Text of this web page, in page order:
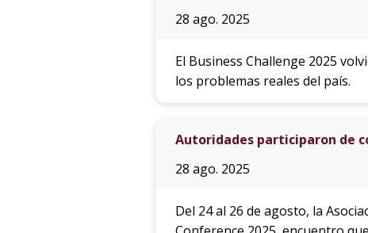
28 ago. 2025
El Business Challenge 2025
los problemas reales del país.
Autoridades participaron de
28 ago. 2025
Del 24 al 26 de agosto, la